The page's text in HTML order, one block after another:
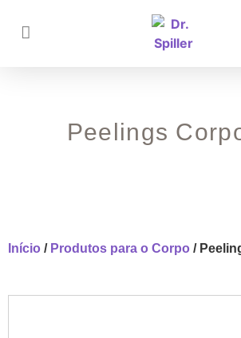
Peelings
Início / Produtos para o Corpo /